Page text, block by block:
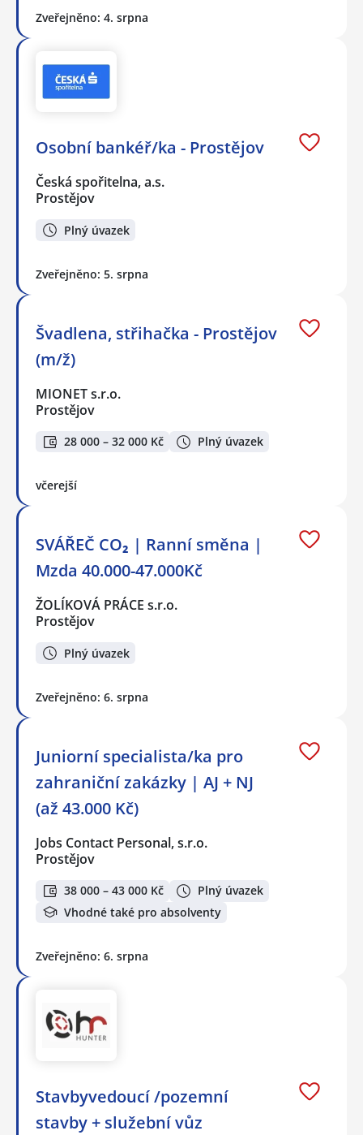
Zveřejněno: 4. srpna
Osobní bankéř/ka - Prostějov
Česká spořitelna, a.s.
Prostějov
Plný úvazek
Zveřejněno: 5. srpna
Švadlena, střihačka - Prostějov
(m/ž)
MIONET s.r.o.
Prostějov
28 000 – 32 000 Kč Plný úvazek
včerejší
SVÁŘEČ CO₂ | Ranní směna |
Mzda 40.000-47.000Kč
ŽOLÍKOVÁ PRÁCE s.r.o.
Prostějov
Plný úvazek
Zveřejněno: 6. srpna
Juniorní specialista/ka pro
zahraniční zakázky | AJ + NJ
(až 43.000 Kč)
Jobs Contact Personal, s.r.o.
Prostějov
38 000 – 43 000 Kč
Plný úvazek
Vhodné také pro absolventy
Zveřejněno: 6. srpna
Stavbyvedoucí /pozemní
stavby + služební vůz